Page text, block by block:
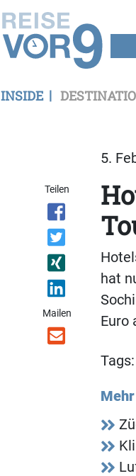
INSIDE
5.
Teilen
Mailen
hat
Euro
Tags: